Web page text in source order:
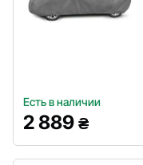
Есть в наличии
2 889 ₴